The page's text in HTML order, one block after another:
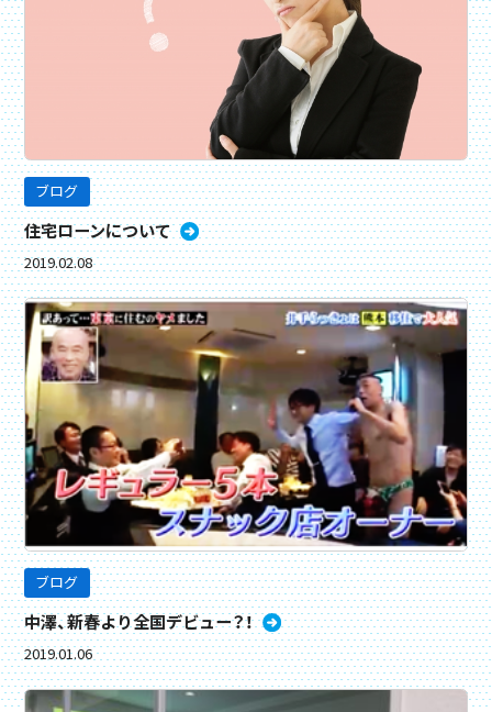
ブログ
住宅ローンについて
2019.02.08
ブログ
中澤、新春より全国デビュー？！
2019.01.06